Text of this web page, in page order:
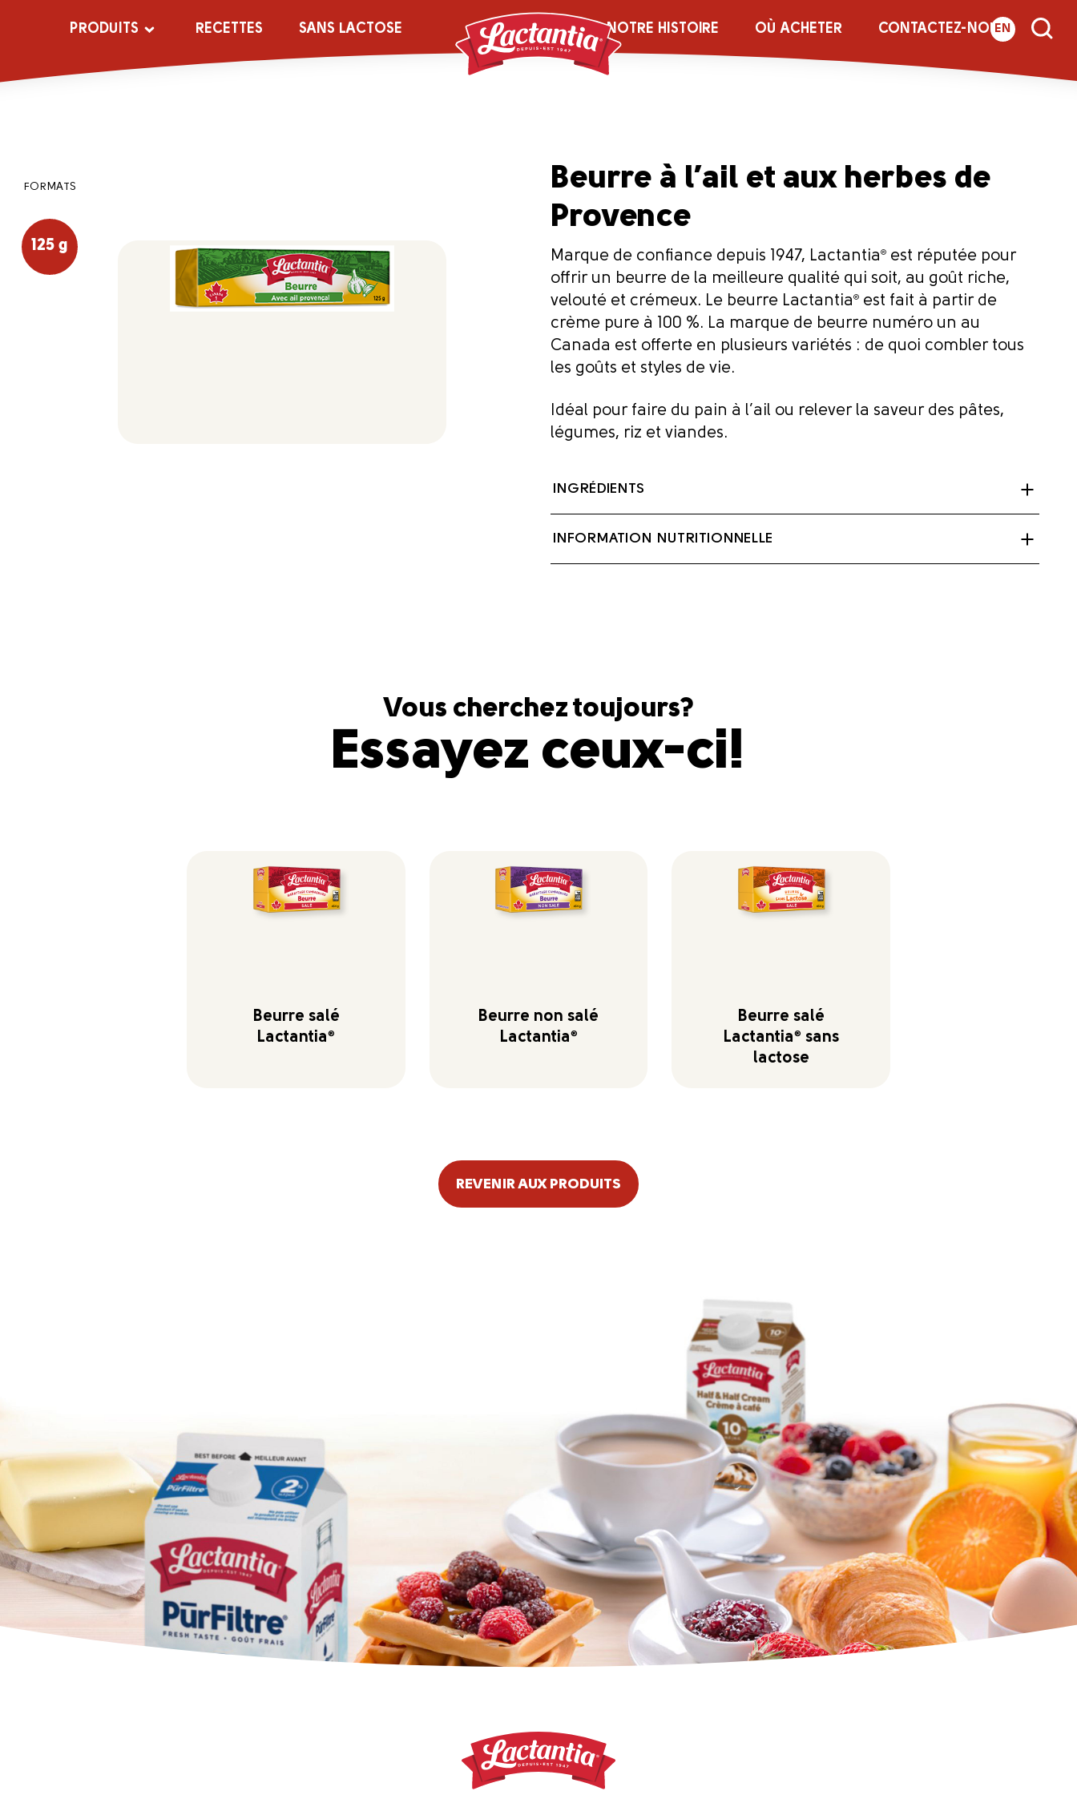
PRODUITS RECETTES SANS LACTOSE NOTRE HISTOIRE OÙ ACHETER CONTACTEZ-NOUS
EN
FORMATS
125 g
Beurre à l’ail et aux herbes de
Provence
Marque de confiance depuis 1947, Lactantia® est réputée pour
offrir un beurre de la meilleure qualité qui soit, au goût riche,
velouté et crémeux. Le beurre Lactantia® est fait à partir de
crème pure à 100 %. La marque de beurre numéro un au
Canada est offerte en plusieurs variétés : de quoi combler tous
les goûts et styles de vie.
Idéal pour faire du pain à l’ail ou relever la saveur des pâtes,
légumes, riz et viandes.
INGRÉDIENTS
Beurre (crème de lactosérum, crème), Sel, Huile d’ail, Ail
INFORMATION NUTRITIONNELLE
Vous cherchez toujours?
Essayez ceux-ci!
Beurre salé
Lactantia®
Beurre non salé
Lactantia®
Beurre salé
Lactantia® sans
lactose
REVENIR AUX PRODUITS